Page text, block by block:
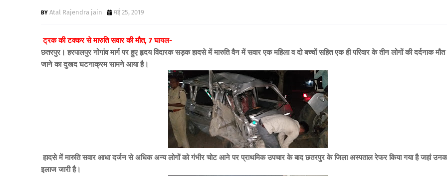
Atal Rajendra jain मई 25, 2019
ट्रक की टक्कर से मारुति सवार की मौत, 7 घायल-
छतरपुर। हरपालपुर नोगांव मार्ग पर हुए हृदय विदारक सड़क हादसे में मारुति वैन में सवार एक महिला व दो बच्चों सहित एक ही परिवार के तीन लोगों की दर्दनाक मौत
जाने का दुखद घटनाक्रम सामने आया है।
हादसे में मारुति सवार आधा दर्जन से अधिक अन्य लोगों को गंभीर चोट आने पर प्राथमिक उपचार के बाद छतरपुर के जिला अस्पताल रेफर किया गया है जहां
इलाज जारी है।